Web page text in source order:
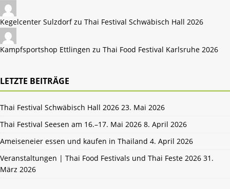
Kegelcenter Sulzdorf zu Thai Festival Schwäbisch Hall 2026
Kampfsportshop Ettlingen zu Thai Food Festival Karlsruhe 2026
LETZTE BEITRÄGE
Thai Festival Schwäbisch Hall 2026 23. Mai 2026
Thai Festival Seesen am 16.–17. Mai 2026 8. April 2026
Ameiseneier essen und kaufen in Thailand 4. April 2026
Veranstaltungen | Thai Food Festivals und Thai Feste 2026 31.
März 2026